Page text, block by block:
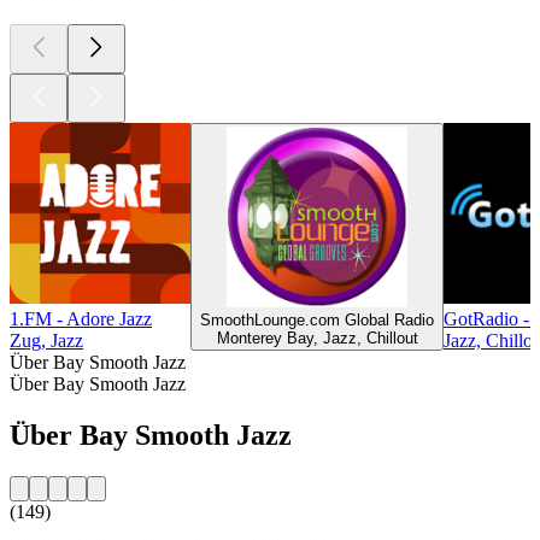
1.FM - Adore Jazz
Zug, Jazz
SmoothLounge.com Global Radio
Monterey Bay, Jazz, Chillout
GotRadio -
Jazz,
Über Bay Smooth Jazz
Über Bay Smooth Jazz
Über Bay Smooth Jazz
(149)